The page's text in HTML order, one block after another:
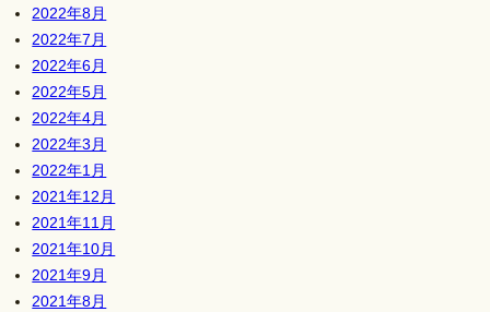
2022年8月
2022年7月
2022年6月
2022年5月
2022年4月
2022年3月
2022年1月
2021年12月
2021年11月
2021年10月
2021年9月
2021年8月